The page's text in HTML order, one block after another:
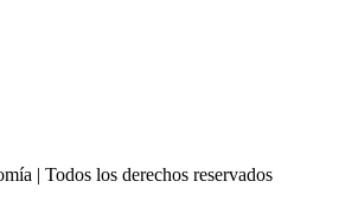
| Todos los derechos reservados